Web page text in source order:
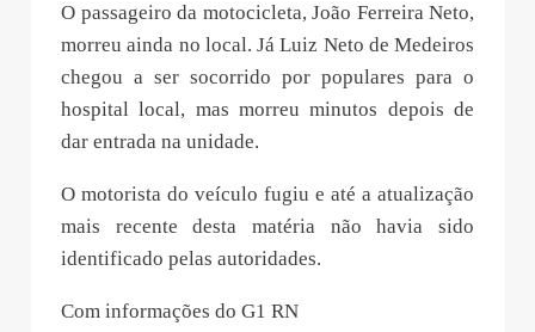
O passageiro da motocicleta, João Ferreira Neto,
morreu ainda no local. Já Luiz Neto de Medeiros
chegou a ser socorrido por populares para o
hospital local, mas morreu minutos depois de
dar entrada na unidade.
O motorista do veículo fugiu e até a atualização
mais recente desta matéria não havia sido
identificado pelas autoridades.
Com informações do G1 RN